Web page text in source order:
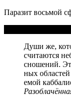
Пара­зит вось­мой
Души же,
счи­та­ют­ся
сно­ше­ний.
ных
е­мой